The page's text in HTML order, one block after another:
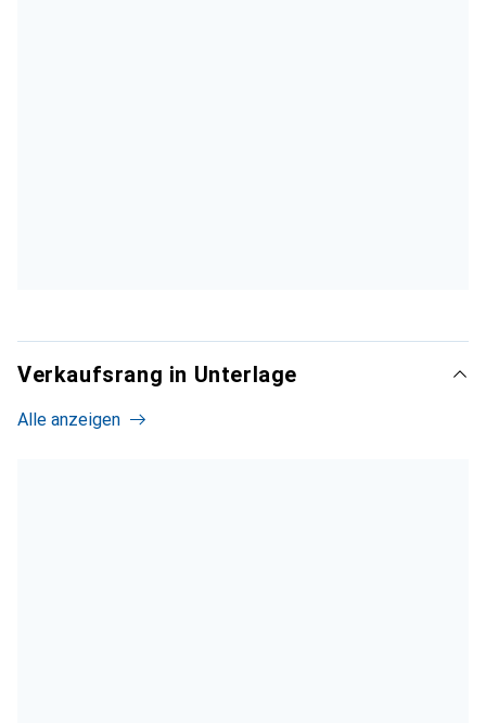
Verkaufsrang in Unterlage
Alle anzeigen